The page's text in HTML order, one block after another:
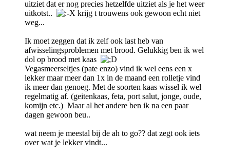
uitziet dat er nog precies hetzelfde uitziet als je het weer
uitkotst..
krijg t trouwens ook gewoon echt niet
weg...
Ik moet zeggen dat ik zelf ook last heb van
afwisselingsproblemen met brood. Gelukkig ben ik wel
dol op brood met kaas
Vegasmeerseltjes (pate enzo) vind ik wel eens een x
lekker maar meer dan 1x in de maand een rolletje vind
ik meer dan genoeg. Met de soorten kaas wissel ik wel
regelmatig af. (geitenkaas, feta, port salut, jonge, oude,
komijn etc.) Maar al het andere ben ik na een paar
dagen gewoon beu..
wat neem je meestal bij de ah to go?? dat zegt ook iets
over wat je lekker vindt...